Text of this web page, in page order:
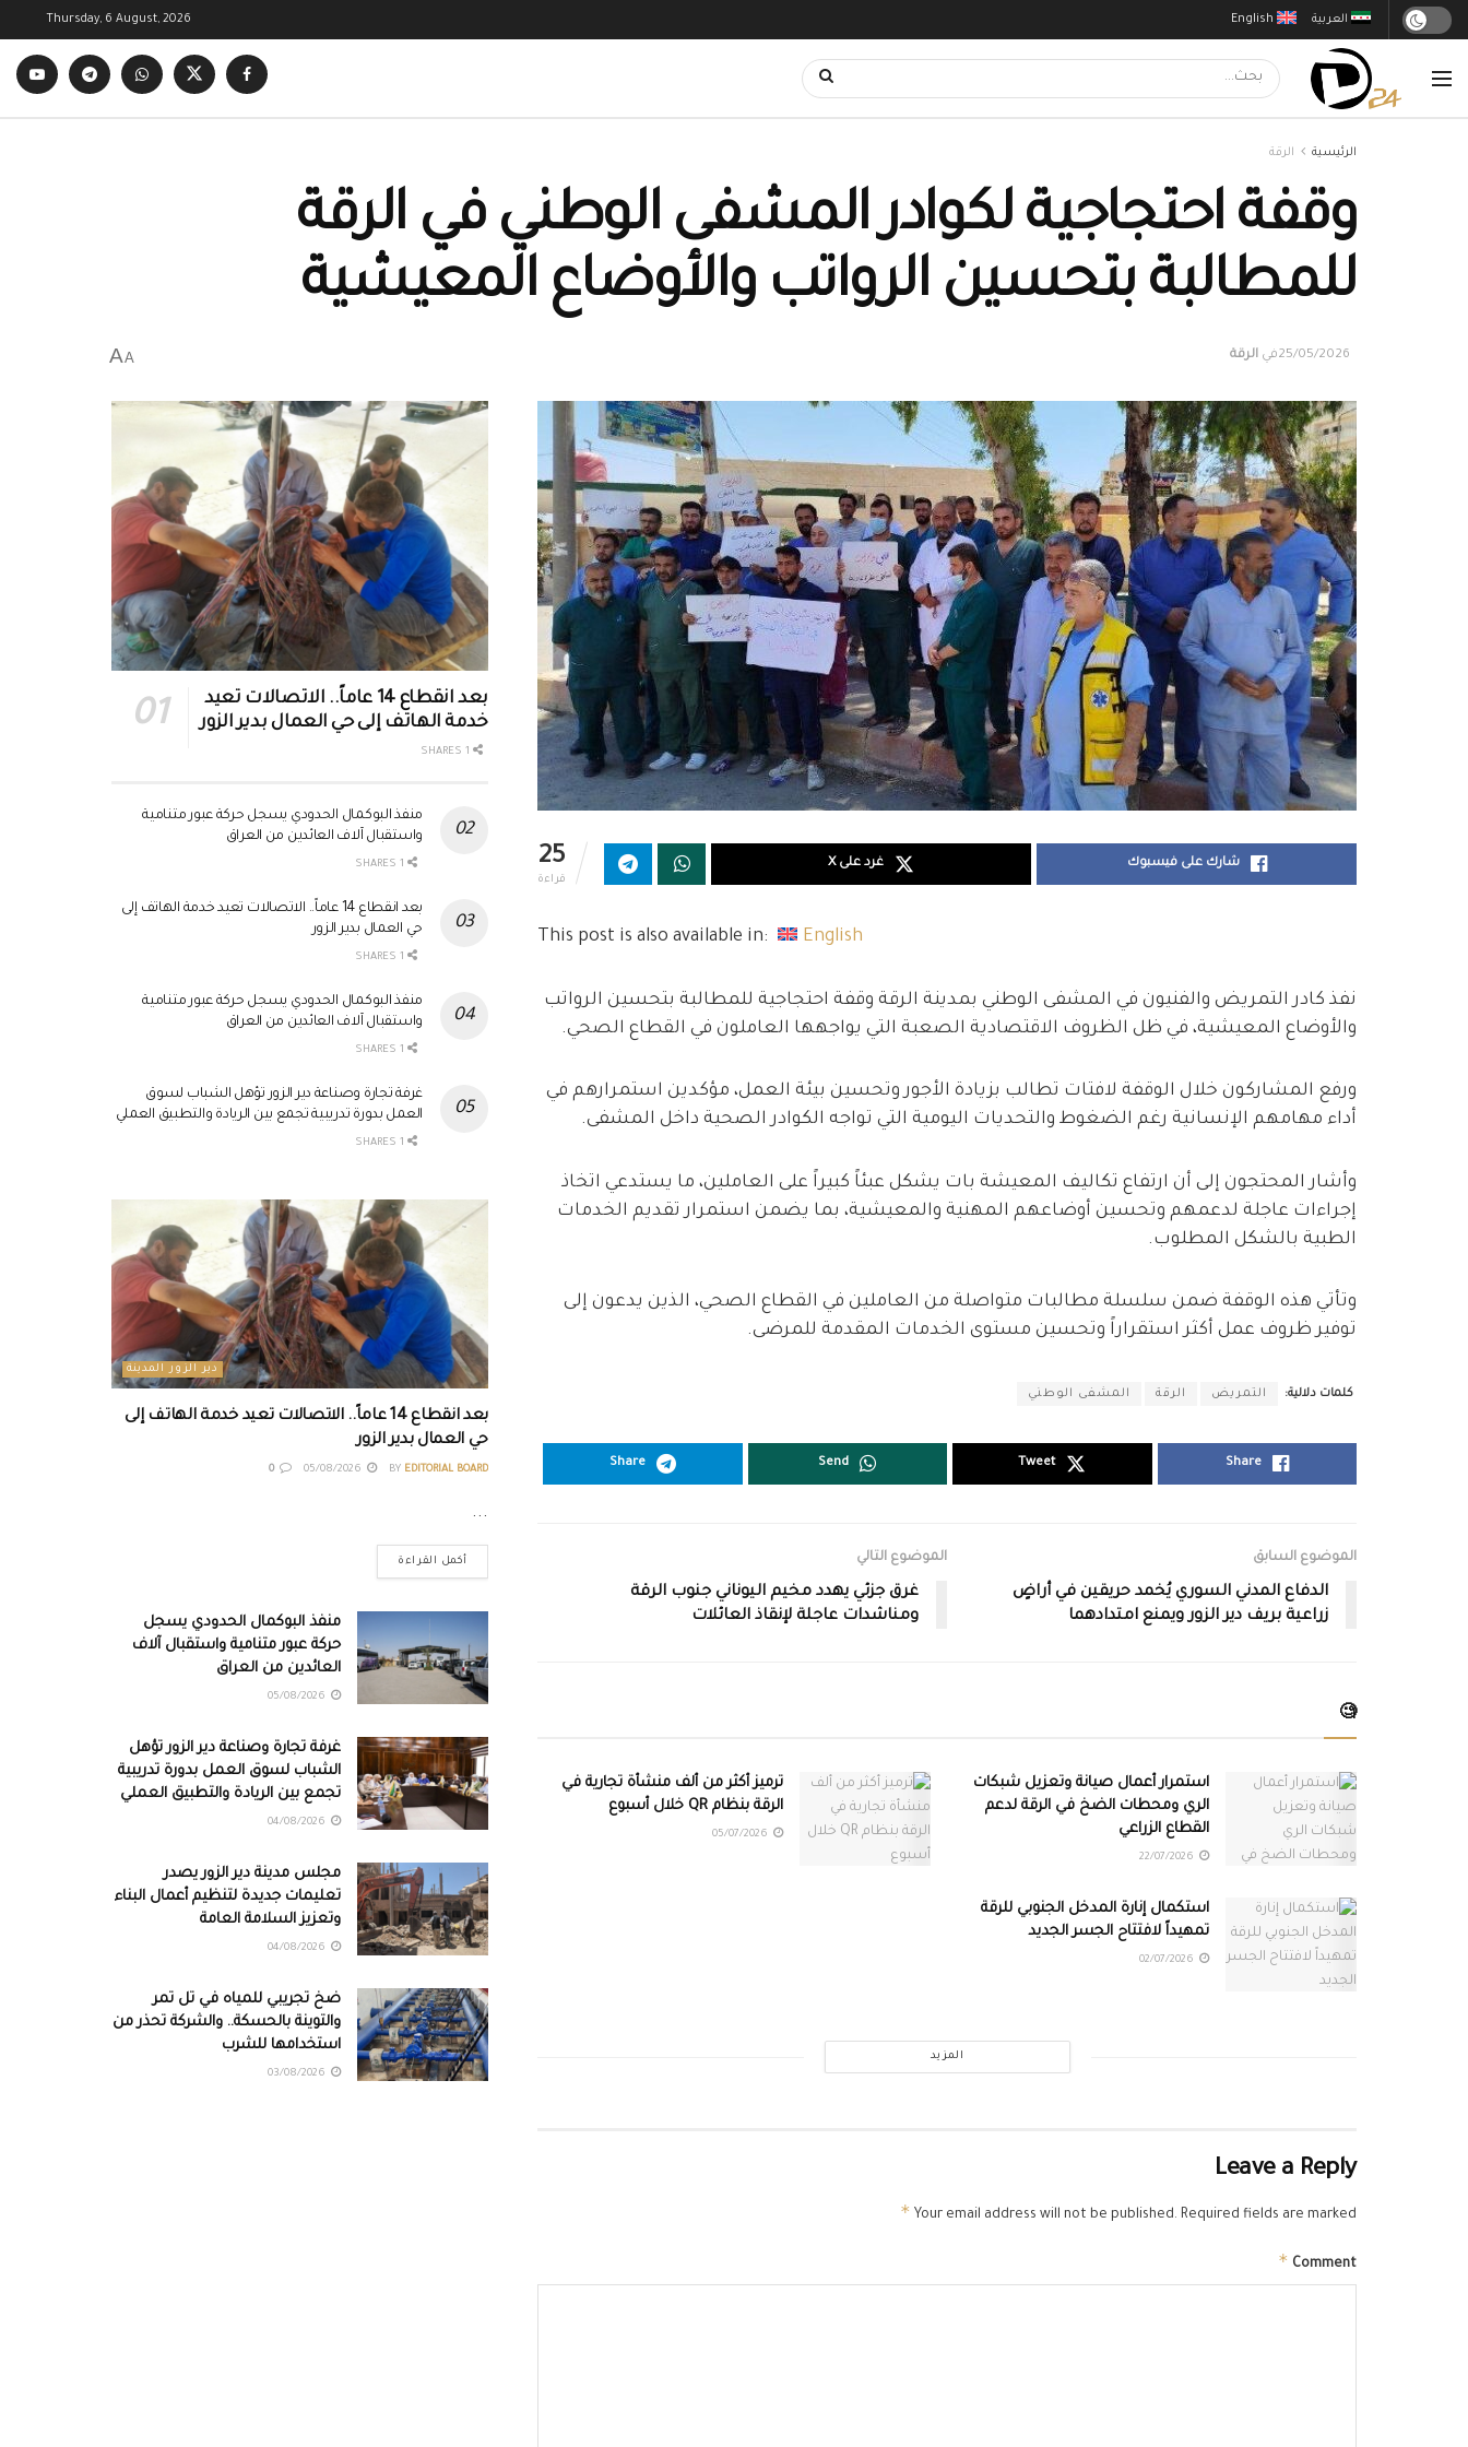
English العربية Thursday, 6 August, 2026
الرئيسية الرقة
وقفة احتجاجية لكوادر المشفى الوطني في الرقة
للمطالبة بتحسين الرواتب والأوضاع المعيشية
25/05/2026في الرقة A
A
25
قراءة
شارك على فيسبوك غرد على X
This post is also available in: English
نفذ كادر التمريض والفنيون في المشفى الوطني بمدينة الرقة وقفة احتجاجية للمطالبة بتحسين الرواتب
والأوضاع المعيشية، في ظل الظروف الاقتصادية الصعبة التي يواجهها العاملون في القطاع الصحي.
ورفع المشاركون خلال الوقفة لافتات تطالب بزيادة الأجور وتحسين بيئة العمل، مؤكدين استمرارهم في
أداء مهامهم الإنسانية رغم الضغوط والتحديات اليومية التي تواجه الكوادر الصحية داخل المشفى.
وأشار المحتجون إلى أن ارتفاع تكاليف المعيشة بات يشكل عبئاً كبيراً على العاملين، ما يستدعي اتخاذ
إجراءات عاجلة لدعمهم وتحسين أوضاعهم المهنية والمعيشية، بما يضمن استمرار تقديم الخدمات
الطبية بالشكل المطلوب.
وتأتي هذه الوقفة ضمن سلسلة مطالبات متواصلة من العاملين في القطاع الصحي، الذين يدعون إلى
توفير ظروف عمل أكثر استقراراً وتحسين مستوى الخدمات المقدمة للمرضى.
كلمات دلالية: التمريض الرقة المشفى الوطني
Share
Tweet
Send
Share
الموضوع السابق
الدفاع المدني السوري يُخمد حريقين في أراضٍ
زراعية بريف دير الزور ويمنع امتدادهما
الموضوع التالي
غرق جزئي يهدد مخيم اليوناني جنوب الرقة
ومناشدات عاجلة لإنقاذ العائلات
🧐
استمرار أعمال صيانة وتعزيل شبكات
الري ومحطات الضخ في الرقة لدعم
القطاع الزراعي
ترميز أكثر من ألف منشأة تجارية في
الرقة بنظام QR خلال أسبوع
استكمال إنارة المدخل الجنوبي للرقة
تمهيداً لافتتاح الجسر الجديد
المزيد
Leave a Reply
Your email address will not be published. Required fields are marked
*
Comment
*
بعد انقطاع 14 عاماً.. الاتصالات تعيد
خدمة الهاتف إلى حي العمال بدير الزور
منفذ البوكمال الحدودي يسجل حركة عبور متنامية
واستقبال آلاف العائدين من العراق
بعد انقطاع 14 عاماً.. الاتصالات تعيد خدمة الهاتف إلى
حي العمال بدير الزور
منفذ البوكمال الحدودي يسجل حركة عبور متنامية
واستقبال آلاف العائدين من العراق
غرفة تجارة وصناعة دير الزور تؤهل الشباب لسوق
العمل بدورة تدريبية تجمع بين الريادة والتطبيق العملي
دير الزور المدينة
بعد انقطاع 14 عاماً.. الاتصالات تعيد خدمة الهاتف إلى
حي العمال بدير الزور
BY EDITORIAL BOARD
0
...
أكمل القراءة
منفذ البوكمال الحدودي يسجل
حركة عبور متنامية واستقبال آلاف
العائدين من العراق
غرفة تجارة وصناعة دير الزور تؤهل
الشباب لسوق العمل بدورة تدريبية
تجمع بين الريادة والتطبيق العملي
مجلس مدينة دير الزور يصدر
تعليمات جديدة لتنظيم أعمال البناء
وتعزيز السلامة العامة
ضخ تجريبي للمياه في تل تمر
والتوينة بالحسكة.. والشركة تحذر من
استخدامها للشرب